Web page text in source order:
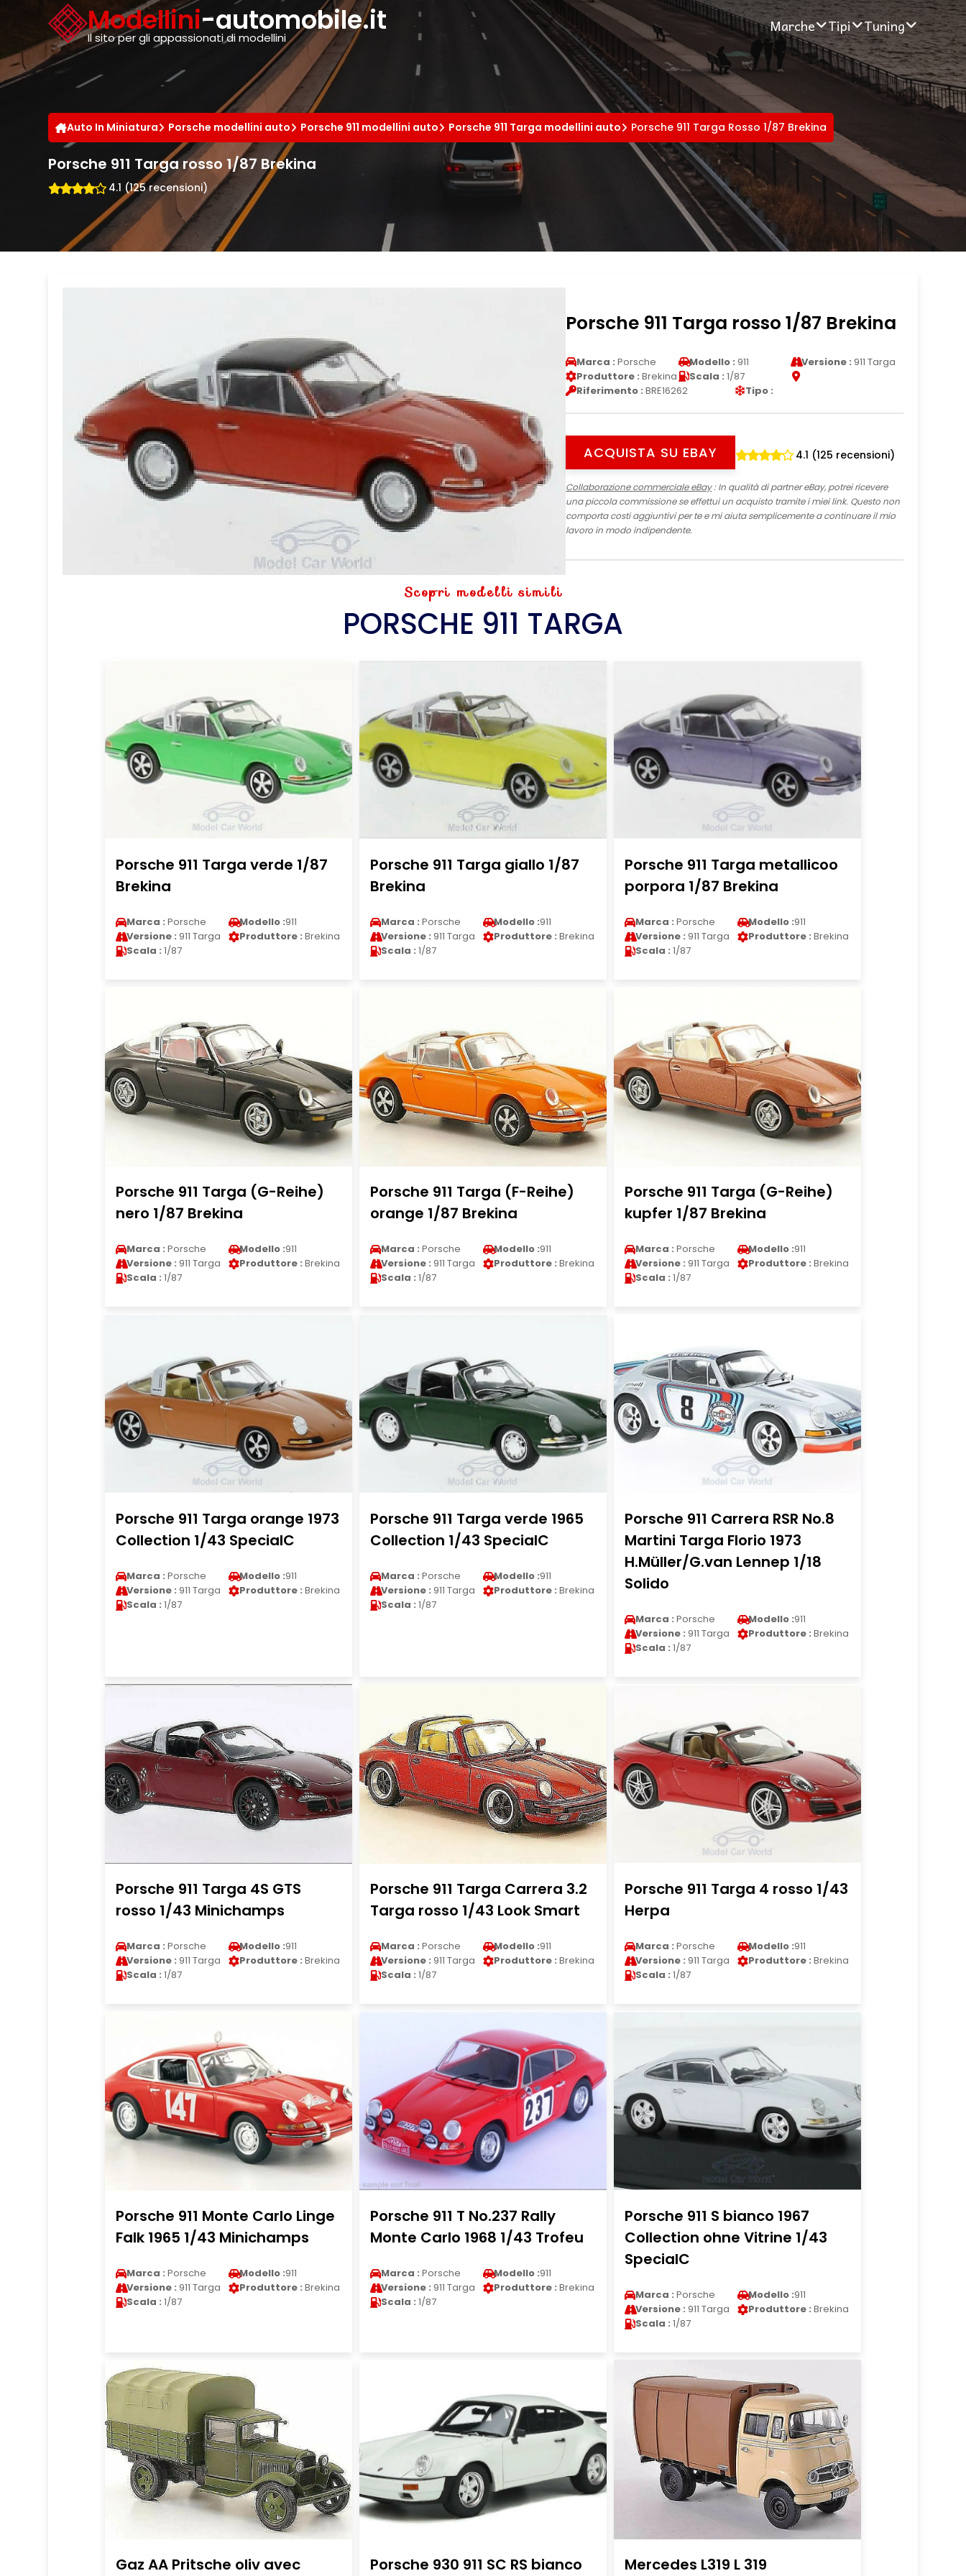
Modellini-automobile.it
Il sito per gli appassionati di modellini
Marche Tipi Tuning
Auto In Miniatura Porsche modellini auto Porsche 911 modellini auto Porsche 911 Targa modellini auto Porsche 911 Targa Rosso 1/87 Brekina
Porsche 911 Targa rosso 1/87 Brekina
4.1 (125 recensioni)
Porsche 911 Targa rosso 1/87 Brekina
Marca : Porsche Modello : 911 Versione : 911 Targa
Produttore : Brekina Scala : 1/87
Riferimento : BRE16262 Tipo :
ACQUISTA SU EBAY 4.1 (125 recensioni)
Collaborazione commerciale eBay: In qualità di partner eBay, potrei ricevere
una piccola commissione se effettui un acquisto tramite i miei link. Questo non
comporta costi aggiuntivi per te e mi aiuta semplicemente a continuare il mio
lavoro in modo indipendente.
Scopri modelli simili
PORSCHE 911 TARGA
Porsche 911 Targa verde 1/87
Brekina
Marca : Porsche Modello :911
Versione : 911 Targa Produttore : Brekina
Scala : 1/87
Porsche 911 Targa giallo 1/87
Brekina
Marca : Porsche Modello :911
Versione : 911 Targa Produttore : Brekina
Scala : 1/87
Porsche 911 Targa metallicoo
porpora 1/87 Brekina
Marca : Porsche Modello :911
Versione : 911 Targa Produttore : Brekina
Scala : 1/87
Porsche 911 Targa (G-Reihe)
nero 1/87 Brekina
Marca : Porsche Modello :911
Versione : 911 Targa Produttore : Brekina
Scala : 1/87
Porsche 911 Targa (F-Reihe)
orange 1/87 Brekina
Marca : Porsche Modello :911
Versione : 911 Targa Produttore : Brekina
Scala : 1/87
Porsche 911 Targa (G-Reihe)
kupfer 1/87 Brekina
Marca : Porsche Modello :911
Versione : 911 Targa Produttore : Brekina
Scala : 1/87
Porsche 911 Targa orange 1973
Collection 1/43 SpecialC
Marca : Porsche Modello :911
Versione : 911 Targa Produttore : Brekina
Scala : 1/87
Porsche 911 Targa verde 1965
Collection 1/43 SpecialC
Marca : Porsche Modello :911
Versione : 911 Targa Produttore : Brekina
Scala : 1/87
Porsche 911 Carrera RSR No.8
Martini Targa Florio 1973
H.Müller/G.van Lennep 1/18
Solido
Marca : Porsche Modello :911
Versione : 911 Targa Produttore : Brekina
Scala : 1/87
Porsche 911 Targa 4S GTS
rosso 1/43 Minichamps
Marca : Porsche Modello :911
Versione : 911 Targa Produttore : Brekina
Scala : 1/87
Porsche 911 Targa Carrera 3.2
Targa rosso 1/43 Look Smart
Marca : Porsche Modello :911
Versione : 911 Targa Produttore : Brekina
Scala : 1/87
Porsche 911 Targa 4 rosso 1/43
Herpa
Marca : Porsche Modello :911
Versione : 911 Targa Produttore : Brekina
Scala : 1/87
Porsche 911 Monte Carlo Linge
Falk 1965 1/43 Minichamps
Marca : Porsche Modello :911
Versione : 911 Targa Produttore : Brekina
Scala : 1/87
Porsche 911 T No.237 Rally
Monte Carlo 1968 1/43 Trofeu
Marca : Porsche Modello :911
Versione : 911 Targa Produttore : Brekina
Scala : 1/87
Porsche 911 S bianco 1967
Collection ohne Vitrine 1/43
SpecialC
Marca : Porsche Modello :911
Versione : 911 Targa Produttore : Brekina
Scala : 1/87
Gaz AA Pritsche oliv avec Porsche 930 911 SC RS bianco Mercedes L319 L 319
Cookies management panel